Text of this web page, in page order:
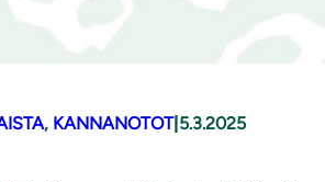
, KANNANOTOT| 5.3.2025